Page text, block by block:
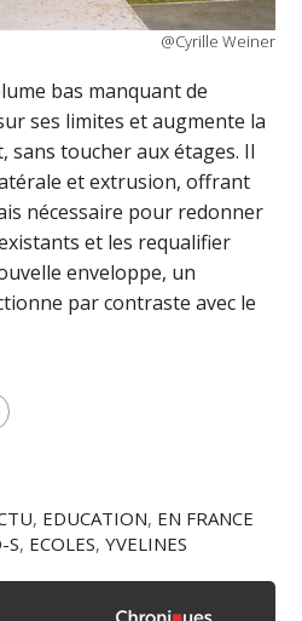
@Cyrille Weiner
bas manquant de
ses limites et augmente la
sans toucher aux étages. Il
et extrusion, offrant
nécessaire pour redonner
et les requalifier
enveloppe, un
par contraste avec le
, EDUCATION, EN FRANCE
S, ECOLES,YVELINES